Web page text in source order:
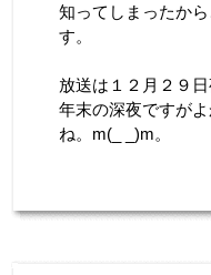
知ってしまったか
す。
放送は１２月２９
年末の深夜ですが
ね。m(_ _)m。